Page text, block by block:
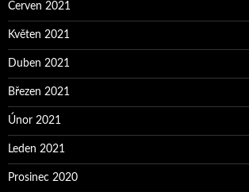
Červen 2021
Květen 2021
Duben 2021
Březen 2021
Únor 2021
Leden 2021
Prosinec 2020